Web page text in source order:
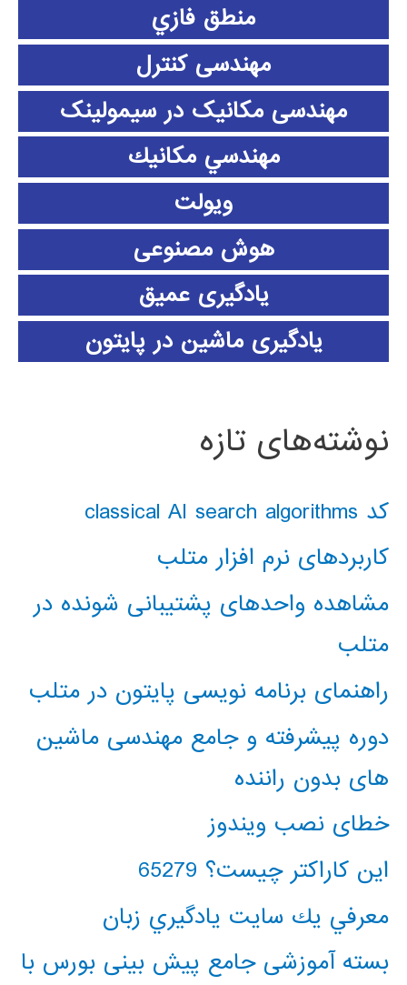
منطق فازي
مهندسی کنترل
مهندسی مکانیک در سیمولینک
مهندسي مكانيك
ویولت
هوش مصنوعی
یادگیری عمیق
یادگیری ماشین در پایتون
نوشته‌های تازه
کد classical AI search algorithms
کاربردهای نرم افزار متلب
مشاهده واحدهای پشتیبانی شونده در
متلب
راهنمای برنامه نویسی پایتون در متلب
دوره پیشرفته و جامع مهندسی ماشین
های بدون راننده
خطای نصب ویندوز
این کاراکتر چیست؟ 65279
معرفي يك سايت يادگيري زبان
بسته آموزشی جامع پیش بینی بورس با